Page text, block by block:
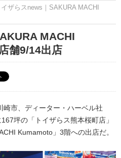
ザらスnews｜SAKURA MACHI
MACHI
舗9/14出店
崎市、ディーター・ハーベル社
坪の「トイザらス熊本桜町店」
Kumamoto」3階への出店だ。